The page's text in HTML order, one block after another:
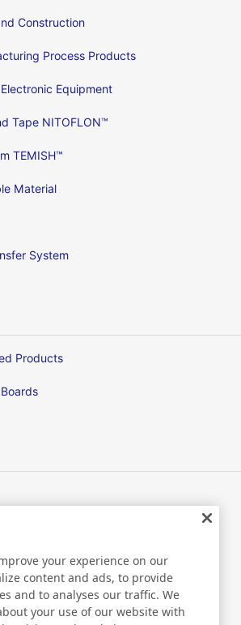
Construction
Process Products
Equipment
Tape NITOFLON™
TEMISH™
Material
System
Products
your experience on our
content and ads, to provide
and to analyses our traffic. We
your use of our website with